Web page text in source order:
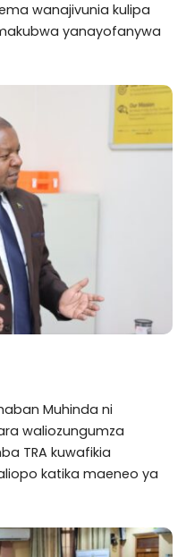
wanajivunia kulipa
yanayofanywa
Muhinda ni
waliozungumza
TRA kuwafikia
katika maeneo ya